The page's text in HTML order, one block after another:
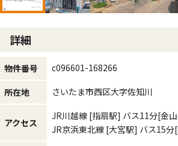
詳細
物件番号 c096601-168266
所在地 さいたま市西区大字佐知川
アクセス
JR川越線 [指扇駅] バス11分[金
JR京浜東北線 [大宮駅] バス15分